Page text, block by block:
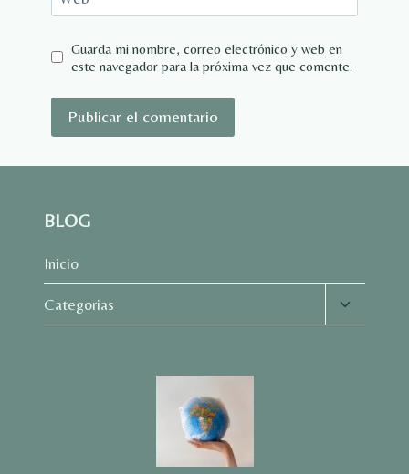
Guarda mi nombre, correo electrónico y web en
este navegador para la próxima vez que comente.
BLOG
Inicio
Categorias
Alternar
menú